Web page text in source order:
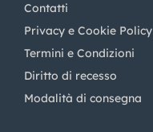
Contatti
Privacy e Cookie Policy
Termini e Condizioni
Diritto di recesso
Modalità di consegna